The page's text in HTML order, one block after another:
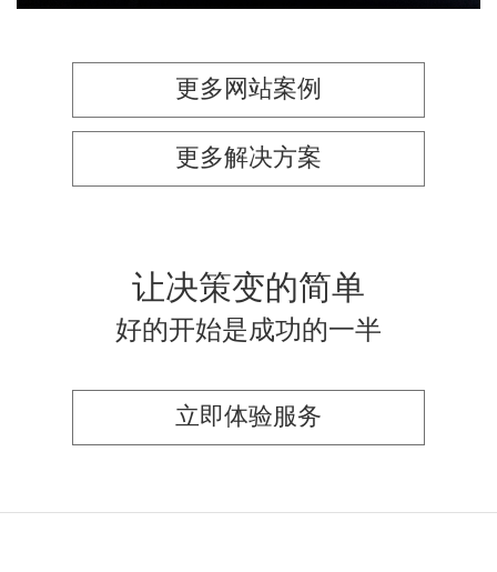
更多网站案例
更多解决方案
让决策变的简单
好的开始是成功的一半
立即体验服务